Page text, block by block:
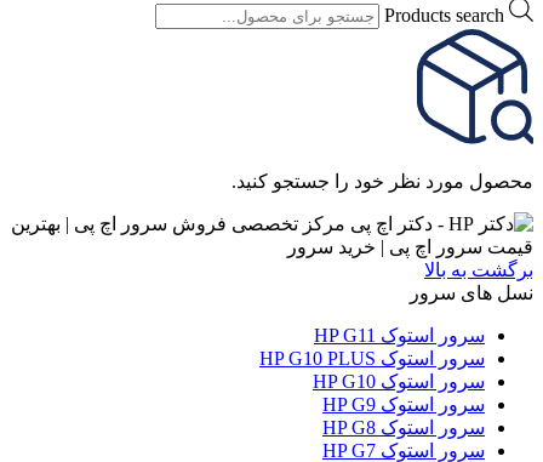
Products search
محصول مورد نظر خود را جستجو کنید.
برگشت به بالا
نسل های سرور
سرور استوک HP G11
سرور استوک HP G10 PLUS
سرور استوک HP G10
سرور استوک HP G9
سرور استوک HP G8
سرور استوک HP G7